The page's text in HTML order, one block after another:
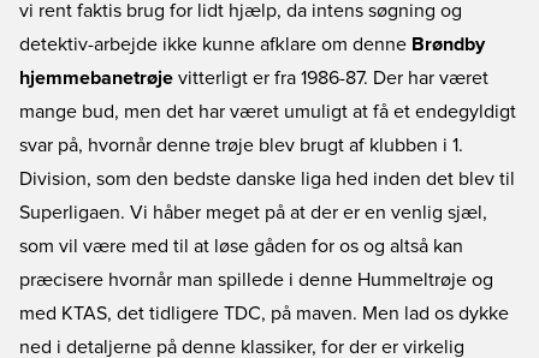
vi rent faktis brug for lidt hjælp, da intens søgning og
detektiv-arbejde ikke kunne afklare om denne Brøndby
hjemmebanetrøje vitterligt er fra 1986-87. Der har været
mange bud, men det har været umuligt at få et endegyldigt
svar på, hvornår denne trøje blev brugt af klubben i 1.
Division, som den bedste danske liga hed inden det blev til
Superligaen. Vi håber meget på at der er en venlig sjæl,
som vil være med til at løse gåden for os og altså kan
præcisere hvornår man spillede i denne Hummeltrøje og
med KTAS, det tidligere TDC, på maven. Men lad os dykke
ned i detaljerne på denne klassiker, for der er virkelig